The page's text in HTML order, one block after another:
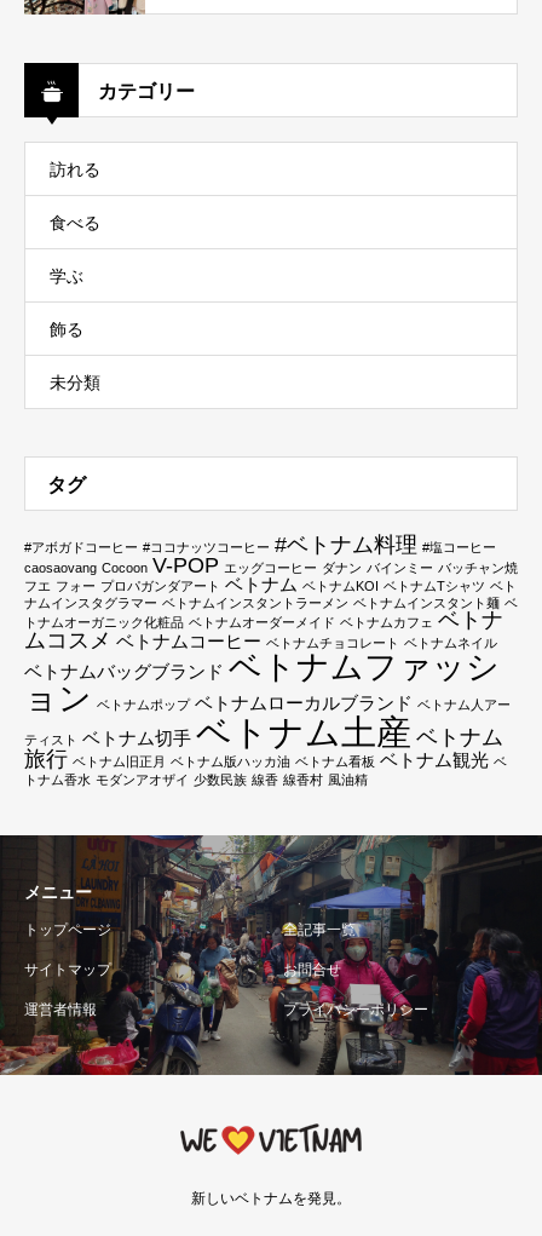
カテゴリー
訪れる
食べる
学ぶ
飾る
未分類
タグ
#アボガドコーヒー #ココナッツコーヒー #ベトナム料理 #塩コーヒー
caosaovang Cocoon V-POP エッグコーヒー ダナン バインミー バッチャン焼
フエ フォー プロパガンダアート ベトナム ベトナムKOI ベトナムTシャツ ベト
ナムインスタグラマー ベトナムインスタントラーメン ベトナムインスタント麺 ベ
トナムオーガニック化粧品 ベトナムオーダーメイド ベトナムカフェ ベトナ
ムコスメ ベトナムコーヒー ベトナムチョコレート ベトナムネイル
ベトナムバッグブランド ベトナムファッシ
ョン ベトナムポップ ベトナムローカルブランド ベトナム人アー
ティスト ベトナム切手 ベトナム土産 ベトナム
旅行 ベトナム旧正月 ベトナム版ハッカ油 ベトナム看板 ベトナム観光 ベ
トナム香水 モダンアオザイ 少数民族 線香 線香村 風油精
メニュー
トップページ 全記事一覧
サイトマップ お問合せ
運営者情報 プライバシーポリシー
新しいベトナムを発見。